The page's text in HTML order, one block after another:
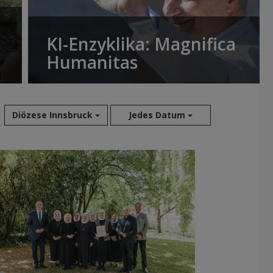
KI-Enzyklika: Magnifica
Humanitas
Diözese Innsbruck Jedes Datum
Aug 2026
Jul 2026
Jun 2026
Mai 2026
Apr 2026
Mär 2026
Feb 2026
Jan 2026